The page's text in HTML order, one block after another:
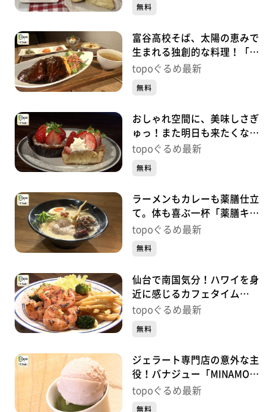
無料
富谷高校そば、太陽の恵みで
生まれる独創的な料理！「カ
フェMaHaNa」（富谷市成
topoぐるめ最新
無料
おしゃれ空間に、美味しさぎ
ゅっ！また明日も来たくなる
店「ADEMAIN」（泉区泉中
topoぐるめ最新
無料
ラーメンもカレーも薬膳仕立
て。体も喜ぶ一杯「薬膳キッ
チン喜楽」（大和町吉岡上柴
topoぐるめ最新
無料
仙台で南国気分！ハワイを身
近に感じるカフェタイム
「ʻOno Space」（若林区東
め】
topoぐるめ最新
無料
ジェラート専門店の意外な主
役！バナジュー「MINAMO
GELATO」（名取市閖上中
topoぐるめ最新
無料